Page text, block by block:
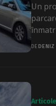
Un
DE DENIZ
Articole